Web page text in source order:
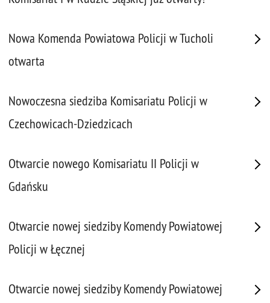
Nowa Komenda Powiatowa Policji w Tucholi
otwarta
Nowoczesna siedziba Komisariatu Policji w
Czechowicach-Dziedzicach
Otwarcie nowego Komisariatu II Policji w
Gdańsku
Otwarcie nowej siedziby Komendy Powiatowej
Policji w Łęcznej
Otwarcie nowej siedziby Komendy Powiatowej